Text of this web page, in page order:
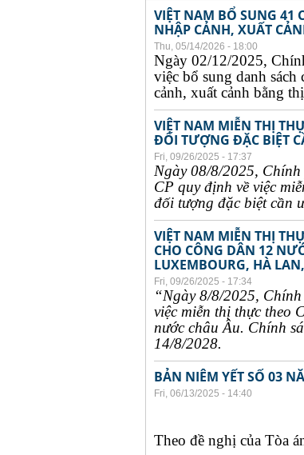
VIỆT NAM BỔ SUNG 41
NHẬP CẢNH, XUẤT
Thu, 05/14/2026 - 18:00
Ngày 02/12/2025,
việc bổ sung danh
cảnh, xuất cảnh bằng
VIỆT NAM MIỄN THỊ
ĐỐI TƯỢNG ĐẶC BIỆT
Fri, 09/26/2025 - 17:37
Ngày 08/8/2025,
CP quy định về việc
đối tượng đặc biệt cần
VIỆT NAM MIỄN THỊ
CHO CÔNG DÂN 12
LUXEMBOURG, HÀ
Fri, 09/26/2025 - 17:34
“Ngày 8/8/2025,
việc miễn thị thực theo
nước châu Âu. Chính
14/8/2028.
BẢN NIÊM YẾT SỐ 03
Fri, 06/13/2025 - 14:40
Theo đề nghị của Tòa